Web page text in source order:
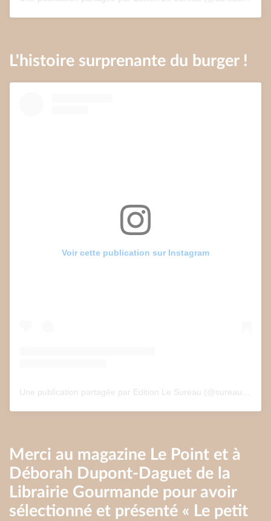
L'histoire surprenante du burger !
Voir cette publication sur Instagram
Une publication partagée par Edition Le Sureau (@sureau.edition)
Merci au magazine Le Point et à
Déborah Dupont-Daguet de la
Librairie Gourmande pour avoir
sélectionné et présenté « Le petit